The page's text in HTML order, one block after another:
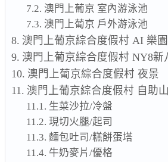
澳門上葡京 室內游泳池
澳門上葡京 戶外游泳池
澳門上葡京綜合度假村 AI 樂
澳門上葡京綜合度假村 NY8新
澳門上葡京綜合度假村 夜景
澳門上葡京綜合度假村 自助
生菜沙拉/冷盤
現切火腿/起司
麵包吐司/糕餅蛋塔
牛奶麥片/優格